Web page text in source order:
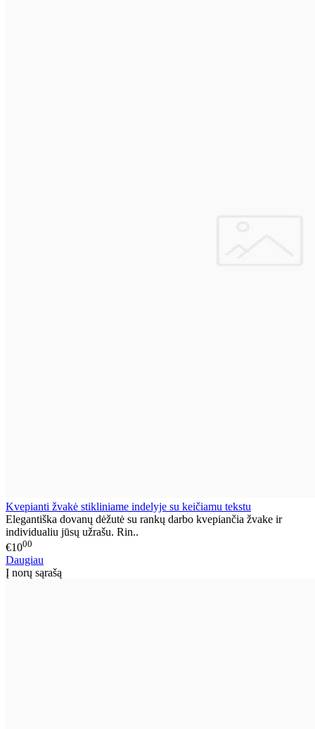
Kvepianti žvakė stikliniame indelyje su keičiamu tekstu
Elegantiška dovanų dėžutė su rankų darbo kvepiančia žvake ir
individualiu jūsų užrašu. Rin..
€1000
Daugiau
Į norų sąrašą